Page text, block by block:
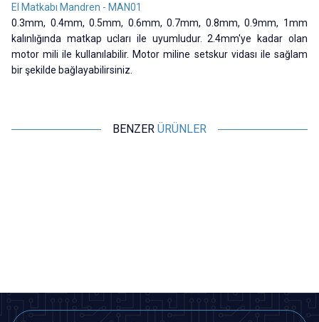
El Matkabı Mandren - MAN01
0.3mm, 0.4mm, 0.5mm, 0.6mm, 0.7mm, 0.8mm, 0.9mm, 1mm
kalınlığında matkap ucları ile uyumludur. 2.4mm'ye kadar olan
motor mili ile kullanılabilir. Motor miline setskur vidası ile sağlam
bir şekilde bağlayabilirsiniz.
BENZER ÜRÜNLER